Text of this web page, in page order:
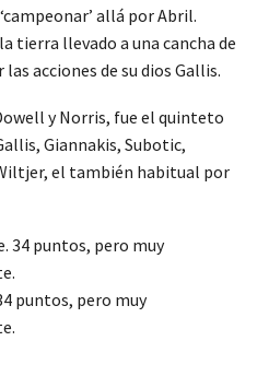
allá por Abril.
tierra llevado a una cancha de
acciones de su dios Gallis.
y Norris, fue el quinteto
Giannakis, Subotic,
el también habitual por
puntos, pero muy